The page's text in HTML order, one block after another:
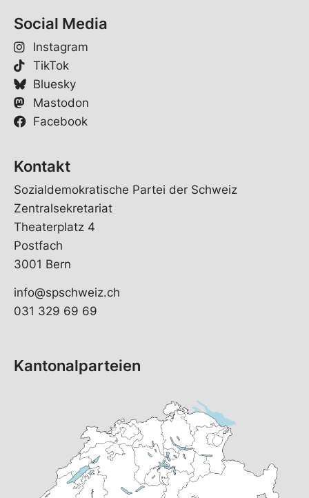
Social Media
Instagram
TikTok
Bluesky
Mastodon
Facebook
Kontakt
Sozialdemokratische Partei der Schweiz
Zentralsekretariat
Theaterplatz 4
Postfach
3001 Bern
info@spschweiz.ch
031 329 69 69
Kantonalparteien